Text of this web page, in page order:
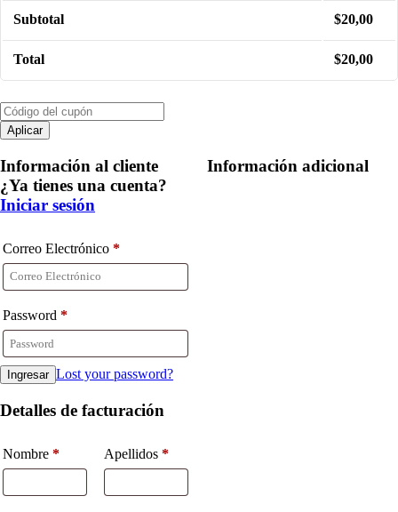
Subtotal $20,00
Total $20,00
Aplicar
Información al cliente
¿Ya tienes una cuenta?
Iniciar sesión
Correo Electrónico *
Password *
Lost your password?
Detalles de facturación
Nombre * Apellidos *
Información adicional